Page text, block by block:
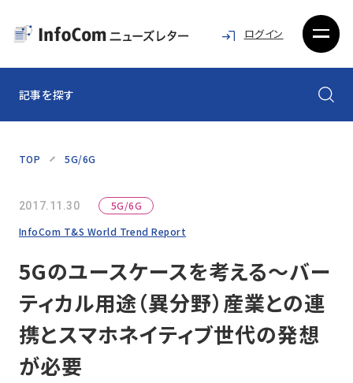
ログイン
記事を探す
TOP 5G/6G
2017.11.30
5G/6G
InfoCom T&S World Trend Report
5Gのユースケースを考える～バー
ティカル用途（異分野）産業との連
携とスマホネイティブ世代の発想
が必要